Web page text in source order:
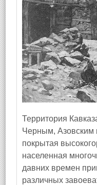
Территория
Черным, Азовским
покрытая
населенная
давних времен
различных